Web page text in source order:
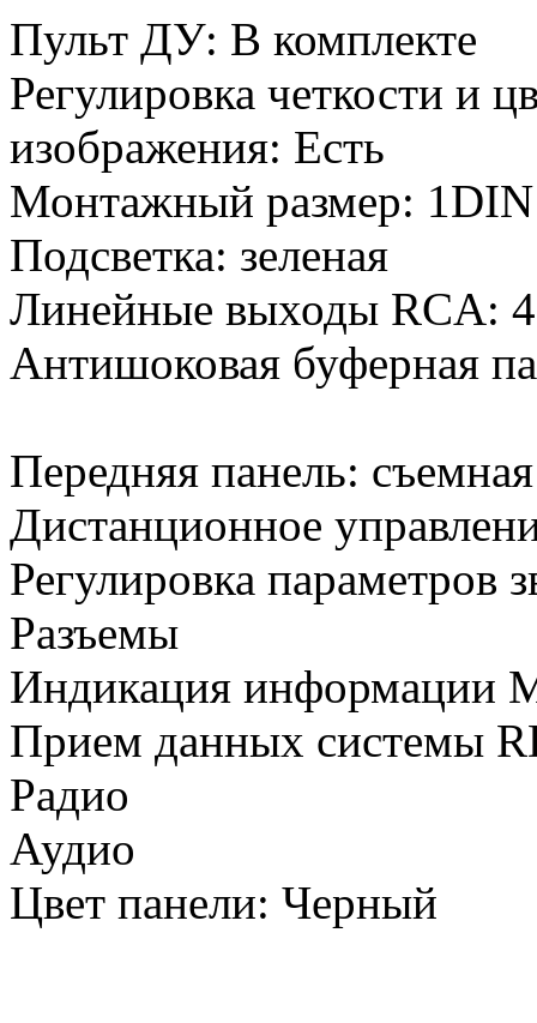
Пульт ДУ: В комплекте
Регулировка четкости и
изображения: Есть
Монтажный размер: 1DIN
Подсветка: зеленая
Линейные выходы RCA: 4
Антишоковая буферная
Передняя панель: съемная
Дистанционное
Регулировка параметров
Разъемы
Индикация информации
Прием данных системы
Радио
Аудио
Цвет панели: Черный